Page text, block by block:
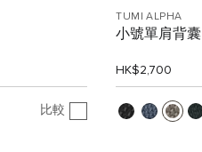
比較
TUMI ALPHA
小號單肩背囊
HK$2,700